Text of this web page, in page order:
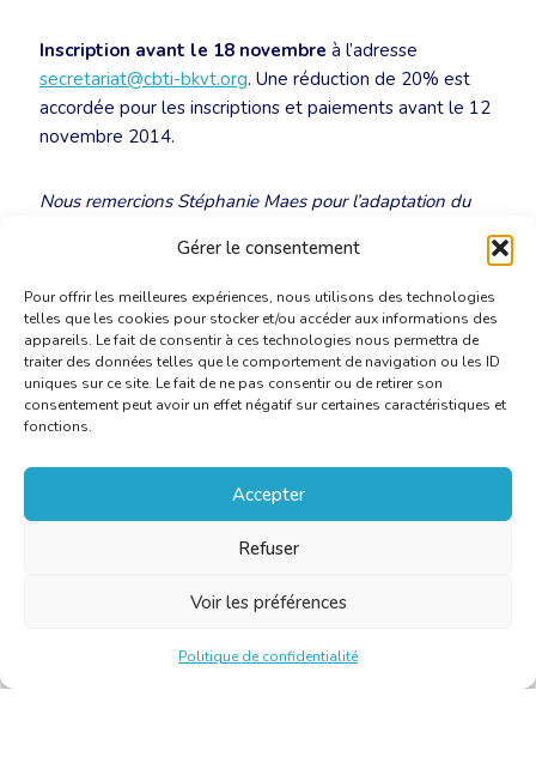
Gérer le consentement
Pour offrir les meilleures expériences, nous utilisons des technologies
telles que les cookies pour stocker et/ou accéder aux informations des
appareils. Le fait de consentir à ces technologies nous permettra de
traiter des données telles que le comportement de navigation ou les ID
uniques sur ce site. Le fait de ne pas consentir ou de retirer son
consentement peut avoir un effet négatif sur certaines caractéristiques et
fonctions.
Accepter
Refuser
Voir les préférences
Politique de confidentialité
Inscription avant le 18 novembre à l’adresse
secretariat@cbti-bkvt.org. Une réduction de 20% est
accordée pour les inscriptions et paiements avant le 12
novembre 2014.
Nous remercions Stéphanie Maes pour l’adaptation du